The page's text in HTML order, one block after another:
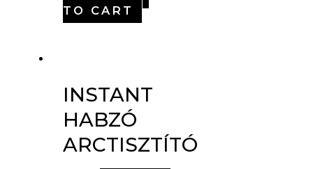
TO CART
INSTANT
HABZÓ
ARCTISZTÍTÓ